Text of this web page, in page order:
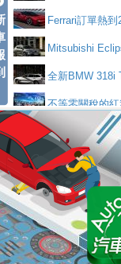
駕，MAZDA CX-90 33T
ptain Seat
EV
技的座駕! Ford Territory
SO Super Great今日在
全輔助科技
ntis四品牌經銷權，全
心開幕啟用
屏東特搜大隊
救助器材車買氣不衰、
全新大店，新北都鈴木
展示中心開幕
2025第七屆
熱血登場 展現極致車技
H2GP世界總決
隊表現精彩淨零減碳指標
拌車 消防車除了滅
DEFENDER OCTA
Ferrari訂單熱
付至少得等一年以上
Mitsubishi
休旅 87kWh電池續航
全新BMW 318i
全台限量200台 進化現
不等零關稅的
起展開首批車交車
Volvo EX60 即
盤與數位介面搶先揭露
Audi Q9 將於
大型 SUV 鎖定七人座
BMW攜手漫威
日】 Skoda 發表全
座純電旗艦 SUV，行李
全新純電